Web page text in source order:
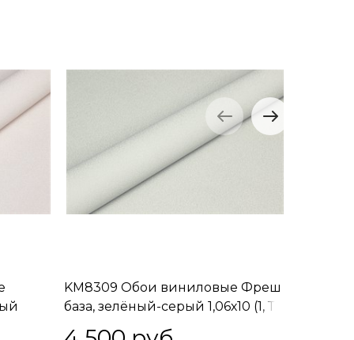
KM8309 Обои виниловые Фреш
база, зелёный-серый 1,06х10 (1, Т
A) встречная стыковка